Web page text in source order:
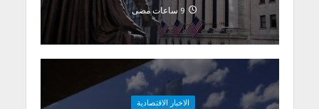
9 ساعات مضى
الاخبار الاقتصادية